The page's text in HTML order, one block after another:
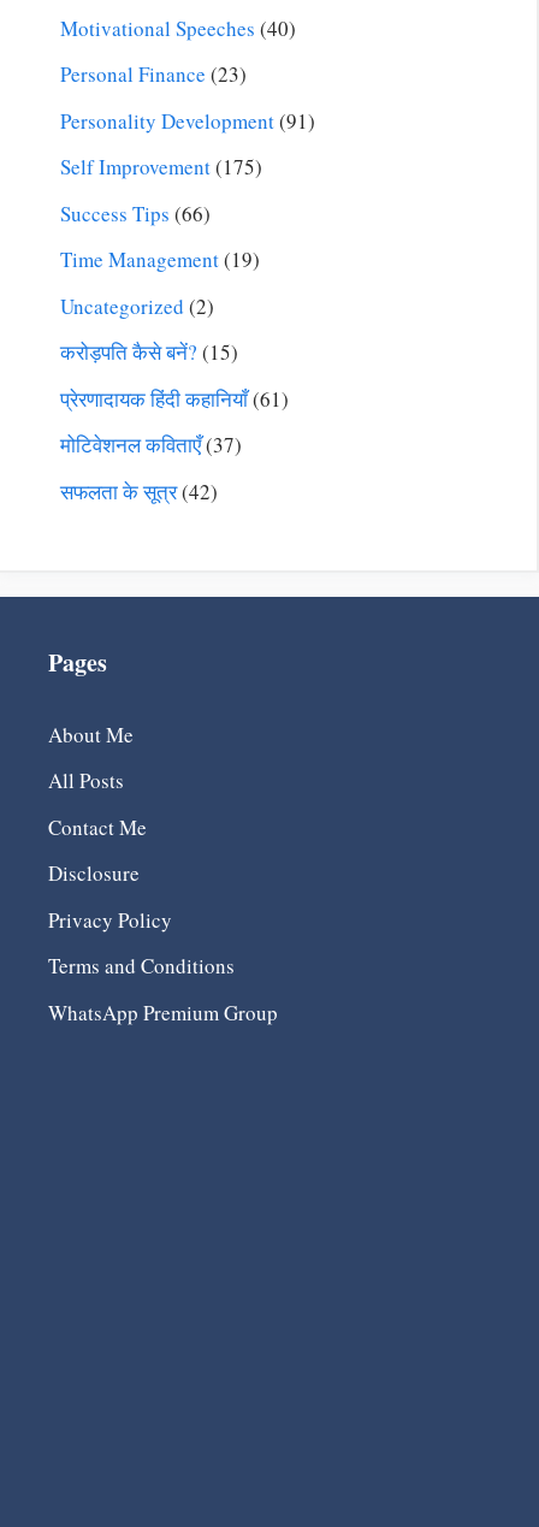
Motivational Speeches (40)
Personal Finance (23)
Personality Development(91)
Self Improvement(175)
Success Tips (66)
Time Management(19)
Uncategorized (2)
करोड़पति कैसे बनें? (15)
प्रेरणादायक हिंदी कहानियाँ(61)
मोटिवेशनल कविताएँ(37)
सफलता के सूत्र(42)
Pages
About Me
All Posts
Contact Me
Disclosure
Privacy Policy
Terms and Conditions
WhatsApp Premium Group